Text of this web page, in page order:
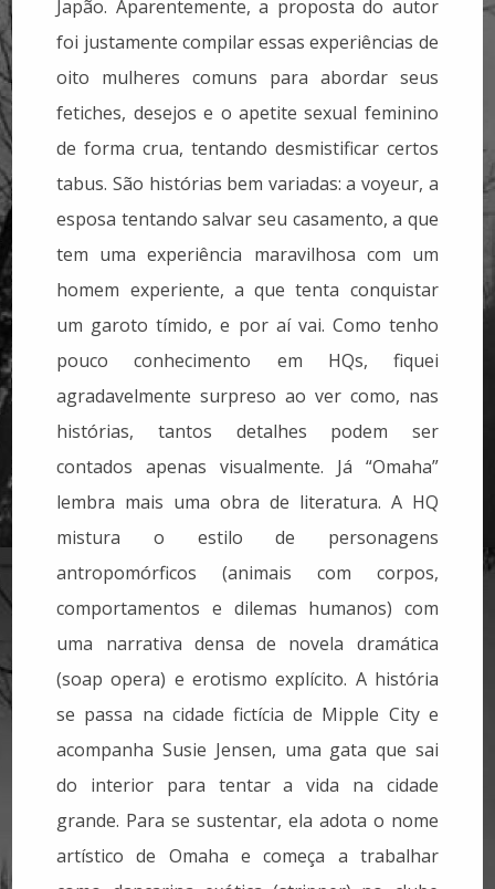
Japão. Aparentemente, a proposta do autor
foi justamente compilar essas experiências de
oito mulheres comuns para abordar seus
fetiches, desejos e o apetite sexual feminino
de forma crua, tentando desmistificar certos
tabus. São histórias bem variadas: a voyeur, a
esposa tentando salvar seu casamento, a que
tem uma experiência maravilhosa com um
homem experiente, a que tenta conquistar
um garoto tímido, e por aí vai. Como tenho
pouco conhecimento em HQs, fiquei
agradavelmente surpreso ao ver como, nas
histórias, tantos detalhes podem ser
contados apenas visualmente. Já “Omaha”
lembra mais uma obra de literatura. A HQ
mistura o estilo de personagens
antropomórficos (animais com corpos,
comportamentos e dilemas humanos) com
uma narrativa densa de novela dramática
(soap opera) e erotismo explícito. A história
se passa na cidade fictícia de Mipple City e
acompanha Susie Jensen, uma gata que sai
do interior para tentar a vida na cidade
grande. Para se sustentar, ela adota o nome
artístico de Omaha e começa a trabalhar